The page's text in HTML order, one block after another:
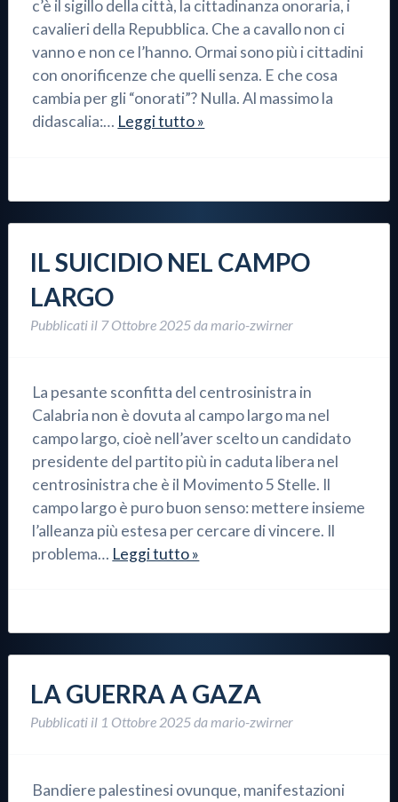
c’è il sigillo della città, la cittadinanza onoraria, i
cavalieri della Repubblica. Che a cavallo non ci
vanno e non ce l’hanno. Ormai sono più i cittadini
con onorificenze che quelli senza. E che cosa
cambia per gli “onorati”? Nulla. Al massimo la
didascalia:… Leggi tutto »
IL SUICIDIO NEL CAMPO
LARGO
Pubblicati il 7 Ottobre 2025da mario-zwirner
La pesante sconfitta del centrosinistra in
Calabria non è dovuta al campo largo ma nel
campo largo, cioè nell’aver scelto un candidato
presidente del partito più in caduta libera nel
centrosinistra che è il Movimento 5 Stelle. Il
campo largo è puro buon senso: mettere insieme
l’alleanza più estesa per cercare di vincere. Il
problema… Leggi tutto »
LA GUERRA A GAZA
Pubblicati il 1 Ottobre 2025damario-zwirner
Bandiere palestinesi ovunque, manifestazioni